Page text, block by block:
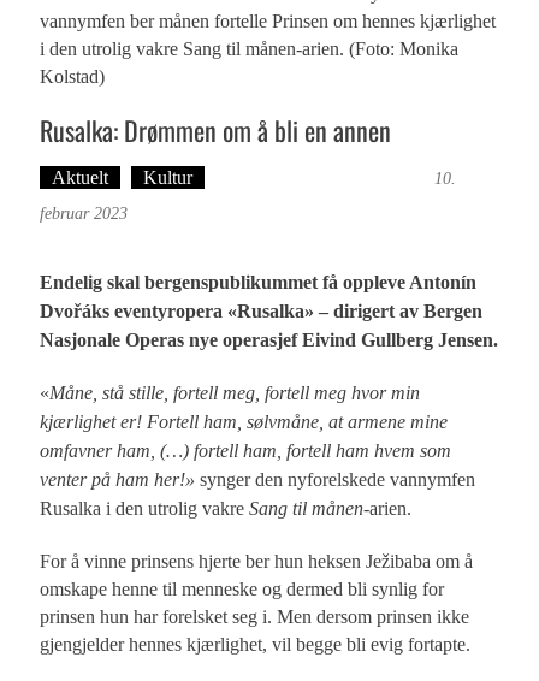
vannymfen ber månen fortelle Prinsen om hennes kjærlighet
i den utrolig vakre Sang til månen-arien. (Foto: Monika
Kolstad)
Rusalka: Drømmen om å bli en annen
Aktuelt Kultur
10.
februar 2023
Endelig skal bergenspublikummet få oppleve Antonín
Dvořáks eventyropera «Rusalka» – dirigert av Bergen
Nasjonale Operas nye operasjef Eivind Gullberg Jensen.
«Måne, stå stille, fortell meg, fortell meg hvor min
kjærlighet er! Fortell ham, sølvmåne,at armene mine
omfavner ham, (…) fortell ham, fortell ham hvem som
venter på ham her!» synger den nyforelskede vannymfen
Rusalka i den utrolig vakreSang til månen-arien.
For å vinne prinsens hjerte ber hun heksen Ježibaba om å
omskape henne til menneske og dermed bli synlig for
prinsen hun har forelsket seg i. Men dersom prinsen ikke
gjengjelder hennes kjærlighet, vil begge bli evig fortapte.